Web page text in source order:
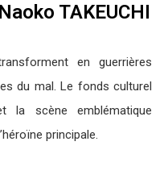
TAKEUCHI
en guerrières
du mal. Le fonds culturel
la scène emblématique
principale.